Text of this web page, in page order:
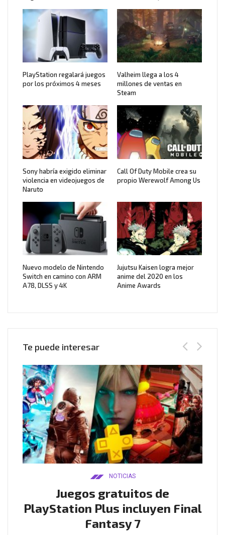
PlayStation regalará juegos
por los próximos 4 meses
Valheim llega a los 4
millones de ventas en
Steam
Sony habría exigido eliminar
violencia en videojuegos de
Naruto
Call Of Duty Mobile crea su
propio Werewolf Among Us
Nuevo modelo de Nintendo
Switch en camino con ARM
A78, DLSS y 4K
Jujutsu Kaisen logra mejor
anime del 2020 en los
Anime Awards
Te puede interesar
NOTICIAS
Juegos gratuitos de
PlayStation Plus incluyen Final
Fantasy 7